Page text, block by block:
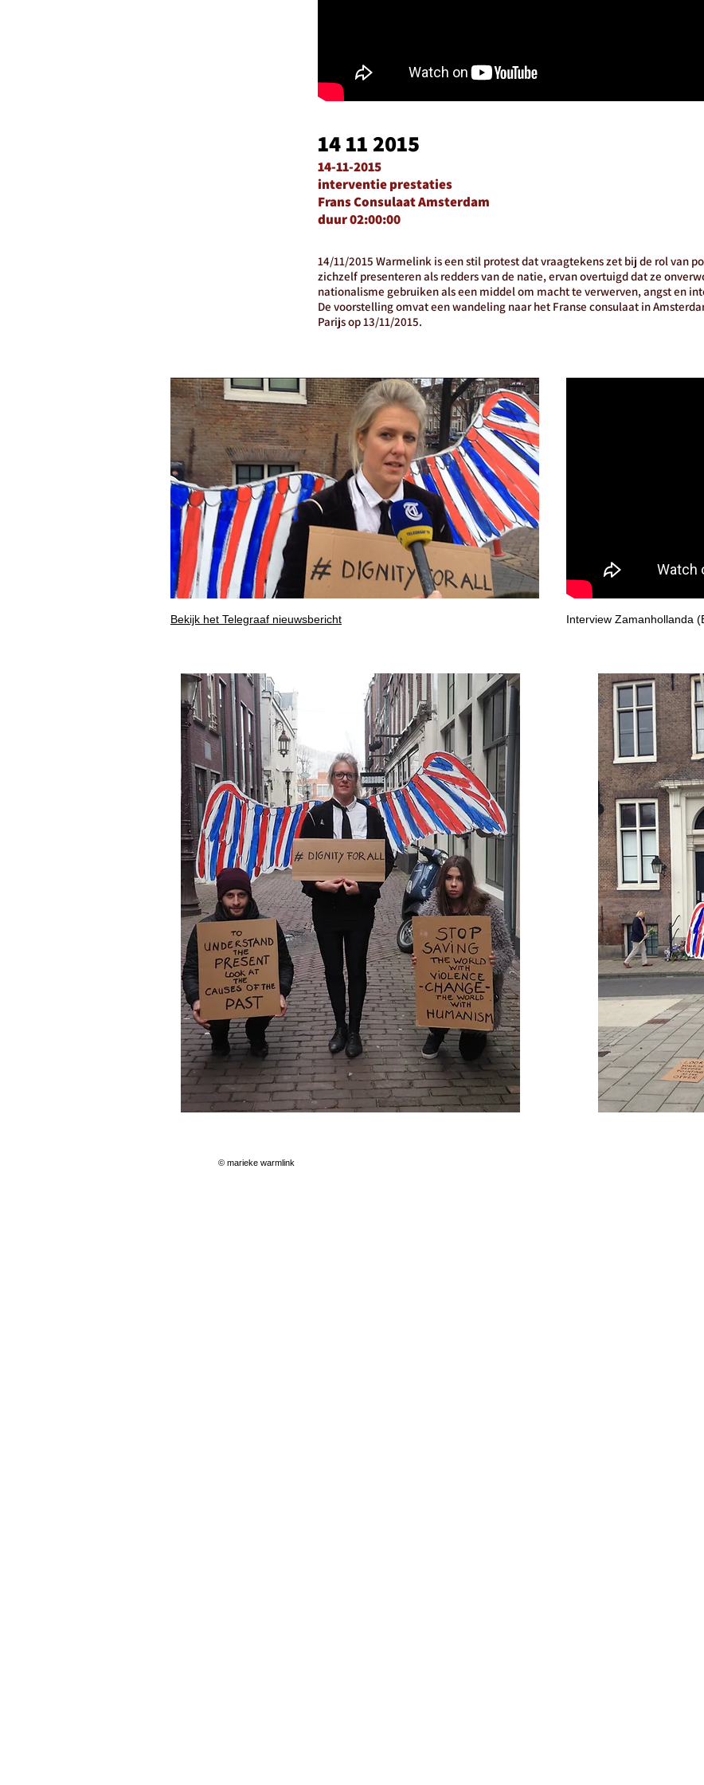
14 11 2015
14-11-2015
interventie prestaties
Frans Consulaat Amsterdam
duur 02:00:00
14/11/2015 Warmelink is een stil protest dat vraagtekens zet bij de rol van
zichzelf presenteren als redders van de natie, ervan overtuigd dat ze
nationalisme gebruiken als een middel om macht te verwerven, angst en
De voorstelling omvat een wandeling naar het Franse consulaat in
Parijs op 13/11/2015.
Bekijk het Telegraaf nieuwsbericht Interview Zamanhollanda
© marieke warmlink